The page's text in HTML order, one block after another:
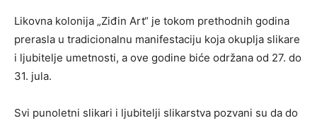
Likovna kolonija „Ziđin Art“ je tokom prethodnih godina
prerasla u tradicionalnu manifestaciju koja okuplja slikare
i ljubitelje umetnosti, a ove godine biće održana od 27. do
31. jula.
Svi punoletni slikari i ljubitelji slikarstva pozvani su da do